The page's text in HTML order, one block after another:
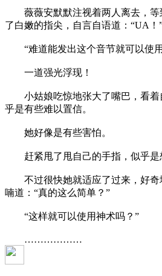
薇薇安默默注视着两人离去，等
了白嫩的指尖，自言自语道：“UA！
“难道能发出这个音节就可以使
一道强光浮现！
小姑娘吃惊地张大了嘴巴，看着
乎是有些难以置信。
她好像是有些害怕。
赶紧甩了甩自己的手指，似乎是
不过很快她就适应了过来，好奇
喃道：“真的这么简单？”
“这样就可以使用神术吗？”
………………